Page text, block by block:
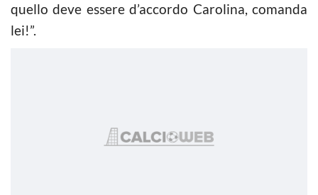
quello deve essere d’accordo Carolina, comanda
lei!”.